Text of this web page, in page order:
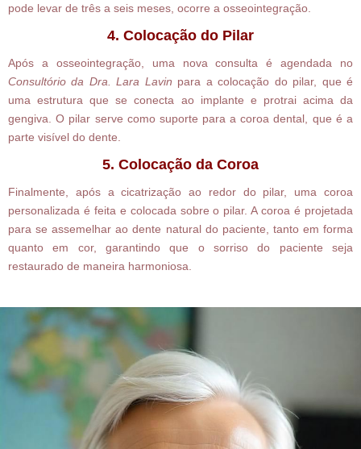
pode levar de três a seis meses, ocorre a osseointegração.
4. Colocação do Pilar
Após a osseointegração, uma nova consulta é agendada no
Consultório da Dra. Lara Lavin para a colocação do pilar, que é
uma estrutura que se conecta ao implante e protrai acima da
gengiva. O pilar serve como suporte para a coroa dental, que é a
parte visível do dente.
5. Colocação da Coroa
Finalmente, após a cicatrização ao redor do pilar, uma coroa
personalizada é feita e colocada sobre o pilar. A coroa é projetada
para se assemelhar ao dente natural do paciente, tanto em forma
quanto em cor, garantindo que o sorriso do paciente seja
restaurado de maneira harmoniosa.